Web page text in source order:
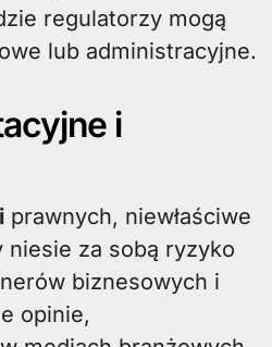
regulatorzy mogą
lub administracyjne.
i
prawnych, niewłaściwe
niesie za sobą ryzyko
biznesowych i
opinie,